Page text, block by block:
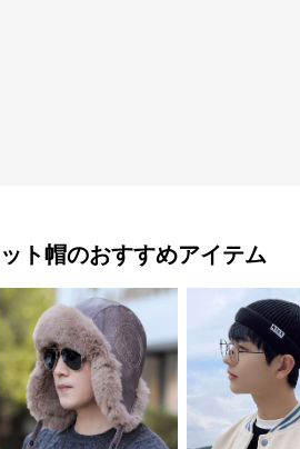
ト帽のおすすめアイテム